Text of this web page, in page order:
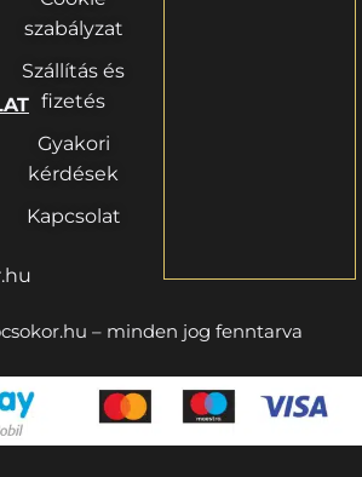
szabályzat
Szállítás és
fizetés
Gyakori
kérdések
Kapcsolat
– minden jog fenntarva